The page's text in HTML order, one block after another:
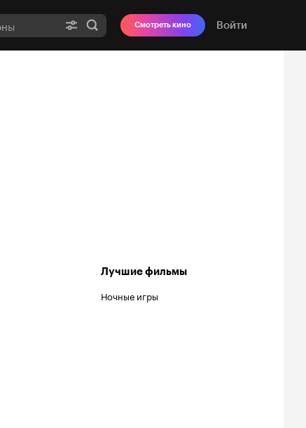
Смотреть кино Войти
Лучшие фильмы
Ночные игры